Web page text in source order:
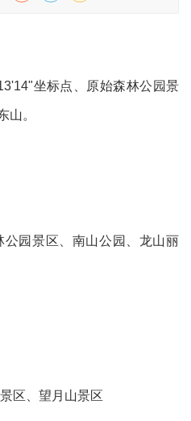
坐标点、原始森林公园景
山。
园景区、南山公园、龙山丽
区、望月山景区